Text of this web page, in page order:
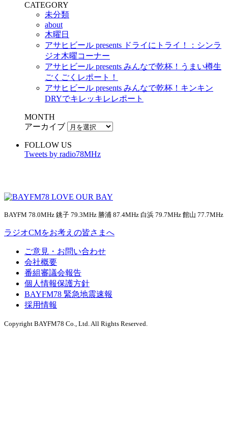
CATEGORY
未分類
about
木曜日
アサヒビール presents ドライにトライ！：シンラ
ジオ木曜コーナー
アサヒビール presents みんなで乾杯！うまい樽生
ごくごくレポート！
アサヒビール presents みんなで乾杯！キンキン
DRYでキレッキレレポート
MONTH
アーカイブ
FOLLOW US
Tweets by radio78MHz
BAYFM 78.0MHz 銚子 79.3MHz 勝浦 87.4MHz 白浜 79.7MHz 館山 77.7MHz
ラジオCMをお考えの皆さまへ
ご意見・お問い合わせ
会社概要
番組審議会報告
個人情報保護方針
BAYFM78 緊急地震速報
採用情報
Copyright BAYFM78 Co., Ltd. All Rights Reserved.